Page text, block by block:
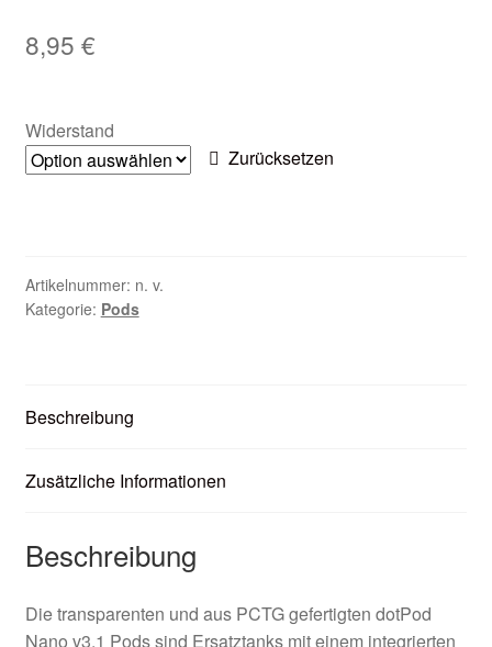
Zubehör
Kontaktformular
Unsere Standorte
8,95 €
Widerstand
Zurücksetzen
Artikelnummer: n. v.
Kategorie: Pods
Beschreibung
Zusätzliche Informationen
Beschreibung
Die transparenten und aus PCTG gefertigten dotPod
Nano v3.1 Pods sind Ersatztanks mit einem integrierten